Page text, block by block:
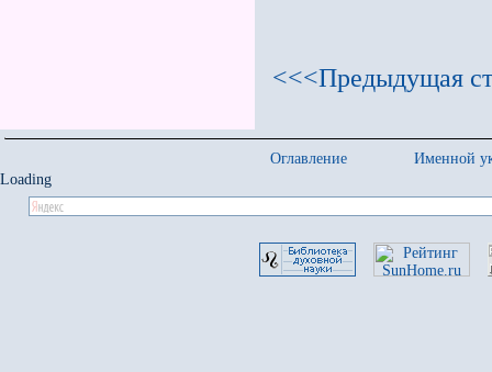
<<<Предыдущая
Оглавление
Именной
Loading